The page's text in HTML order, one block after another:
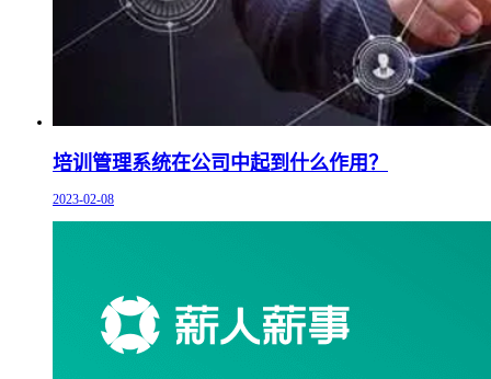
培训管理系统在公司中起到什么作用？
2023-02-08